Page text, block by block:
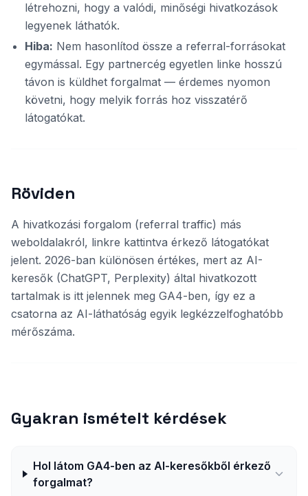
létrehozni, hogy a valódi, minőségi hivatkozások
legyenek láthatók.
Hiba: Nem hasonlítod össze a referral-forrásokat
egymással. Egy partnercég egyetlen linke hosszú
távon is küldhet forgalmat — érdemes nyomon
követni, hogy melyik forrás hoz visszatérő
látogatókat.
Röviden
A hivatkozási forgalom (referral traffic) más
weboldalakról, linkre kattintva érkező látogatókat
jelent. 2026-ban különösen értékes, mert az AI-
keresők (ChatGPT, Perplexity) által hivatkozott
tartalmak is itt jelennek meg GA4-ben, így ez a
csatorna az AI-láthatóság egyik legkézzelfoghatóbb
mérőszáma.
Gyakran ismételt kérdések
Hol látom GA4-ben az AI-keresőkből érkező
forgalmat?